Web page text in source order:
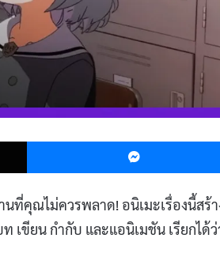
X
ที่คุณไม่ควรพลาด! อนิเมะเรื่องนี้สร้
เขียน กำกับ และแอนิเมชัน เรียกได้